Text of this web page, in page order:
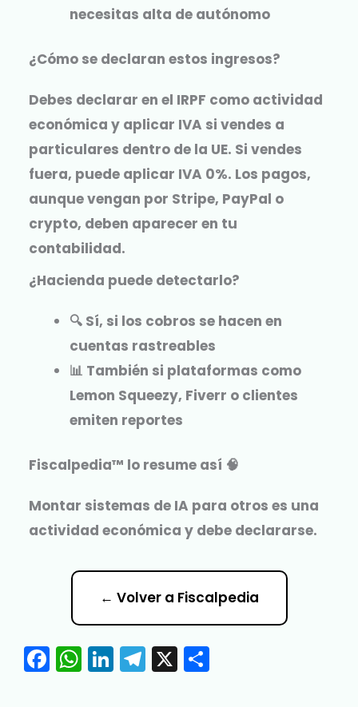
necesitas alta de autónomo
¿Cómo se declaran estos ingresos?
Debes declarar en el IRPF como actividad
económica y aplicar IVA si vendes a
particulares dentro de la UE. Si vendes
fuera, puede aplicar IVA 0%. Los pagos,
aunque vengan por Stripe, PayPal o
crypto, deben aparecer en tu
contabilidad.
¿Hacienda puede detectarlo?
🔍 Sí, si los cobros se hacen en
cuentas rastreables
📊 También si plataformas como
Lemon Squeezy, Fiverr o clientes
emiten reportes
Fiscalpedia™ lo resume así 🧠
Montar sistemas de IA para otros es una
actividad económica y debe declararse.
← Volver a Fiscalpedia
F
a
W
h
Li
n
T
el
X